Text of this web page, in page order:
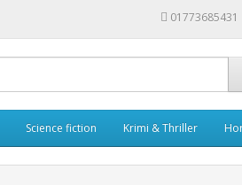
01773685431
Science fiction Krimi & Thriller